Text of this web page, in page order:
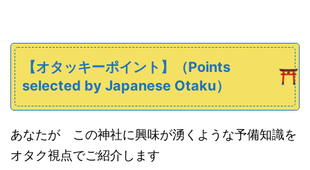
【オタッキーポイント】 （Points
selected by Japanese Otaku）
あなたが この神社に興味が湧くような予備知識を
オタク視点でご紹介します